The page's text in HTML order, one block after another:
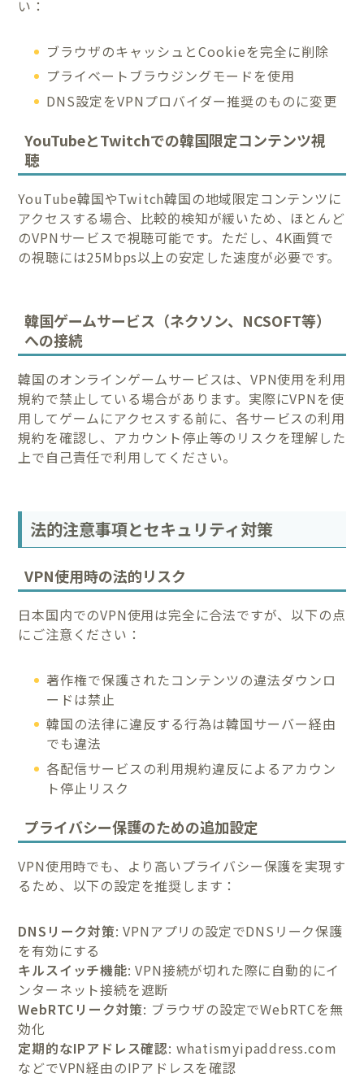
い：
ブラウザのキャッシュとCookieを完全に削除
プライベートブラウジングモードを使用
DNS設定をVPNプロバイダー推奨のものに変更
YouTubeとTwitchでの韓国限定コンテンツ視
聴
YouTube韓国やTwitch韓国の地域限定コンテンツに
アクセスする場合、比較的検知が緩いため、ほとんど
のVPNサービスで視聴可能です。ただし、4K画質で
の視聴には25Mbps以上の安定した速度が必要です。
韓国ゲームサービス（ネクソン、NCSOFT等）
への接続
韓国のオンラインゲームサービスは、VPN使用を利用
規約で禁止している場合があります。実際にVPNを使
用してゲームにアクセスする前に、各サービスの利用
規約を確認し、アカウント停止等のリスクを理解した
上で自己責任で利用してください。
法的注意事項とセキュリティ対策
VPN使用時の法的リスク
日本国内でのVPN使用は完全に合法ですが、以下の点
にご注意ください：
著作権で保護されたコンテンツの違法ダウンロ
ードは禁止
韓国の法律に違反する行為は韓国サーバー経由
でも違法
各配信サービスの利用規約違反によるアカウン
ト停止リスク
プライバシー保護のための追加設定
VPN使用時でも、より高いプライバシー保護を実現す
るため、以下の設定を推奨します：
DNSリーク対策: VPNアプリの設定でDNSリーク保護
を有効にする
キルスイッチ機能: VPN接続が切れた際に自動的にイ
ンターネット接続を遮断
WebRTCリーク対策: ブラウザの設定でWebRTCを無
効化
定期的なIPアドレス確認: whatismyipaddress.com
などでVPN経由のIPアドレスを確認